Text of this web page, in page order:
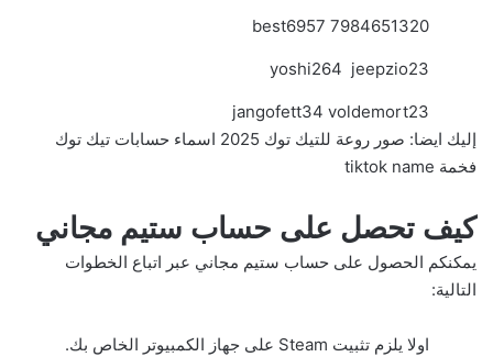
best6957 7984651320
yoshi264 jeepzio23
jangofett34 voldemort23
إليك ايضا:
صور روعة للتيك توك 2025 اسماء حسابات تيك توك
فخمة tiktok name
كيف تحصل على حساب ستيم مجاني
يمكنكم الحصول على حساب ستيم مجاني عبر اتباع الخطوات
التالية:
اولا يلزم تثبيت Steam على جهاز الكمبيوتر الخاص بك.